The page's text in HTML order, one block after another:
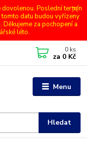
dovolenou. Poslední termín
datu budou vyřízeny
za pochopení a
léto.
Menu
Hledat
0 ks
za 0 Kč